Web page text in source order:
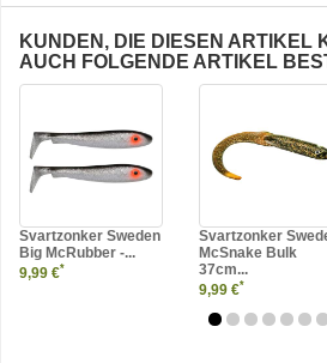
KUNDEN, DIE DIESEN ARTIKEL
AUCH FOLGENDE ARTIKEL
Svartzonker Sweden
Big McRubber -...
9,99 €*
Svartzonker
McSnake Bulk
37cm...
9,99 €*